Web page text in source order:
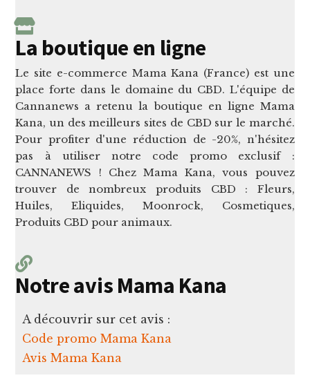
La boutique en ligne
Le site e-commerce Mama Kana (France) est une
place forte dans le domaine du CBD. L'équipe de
Cannanews a retenu la boutique en ligne Mama
Kana, un des meilleurs sites de CBD sur le marché.
Pour profiter d'une réduction de -20%, n'hésitez
pas à utiliser notre code promo exclusif :
CANNANEWS ! Chez Mama Kana, vous pouvez
trouver de nombreux produits CBD : Fleurs,
Huiles, Eliquides, Moonrock, Cosmetiques,
Produits CBD pour animaux.
Notre avis Mama Kana
A découvrir sur cet avis :
Code promo Mama Kana
Avis Mama Kana